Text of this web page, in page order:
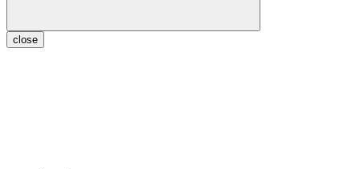
close